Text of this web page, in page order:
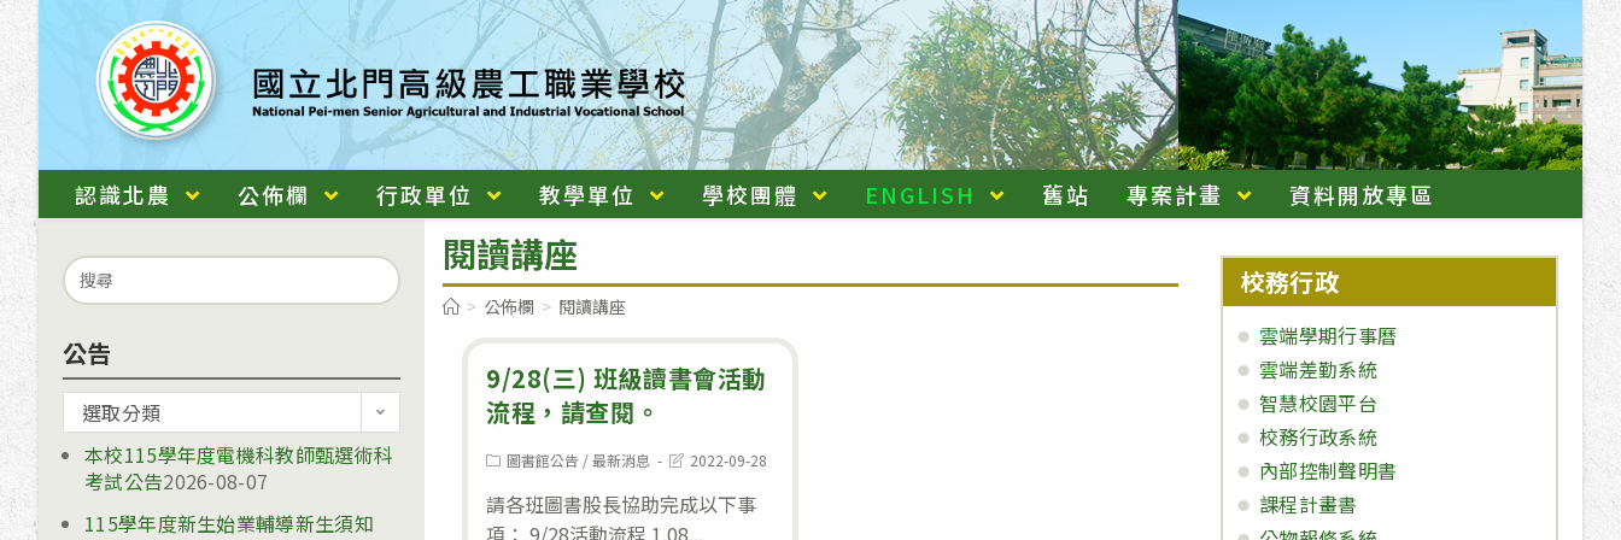
跳
主
要
內
容
認識北農 公佈欄 行政單位 教學單位 學校團體 ENGLISH 舊站 專案計畫 資料開放專區
閱讀講座
> 公佈欄 > 閱讀講座
9/28(三) 班級讀書會活動
流程，請查閱。
Post圖書館公告 /最新消息
Post
modified:
2022-09-28
請各班圖書股長協助完成以下事
Search
for:
公告
告
選取分類
本校115學年度電機科教師甄選術科
考試公告2026-08-07
115學年度新生始業輔導新生須知
校務行政
雲端學期行事曆
雲端差勤系統
智慧校園平台
校務行政系統
內部控制聲明書
課程計畫書